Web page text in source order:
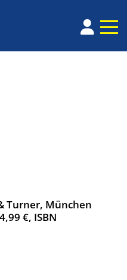
Turner, München
€, ISBN